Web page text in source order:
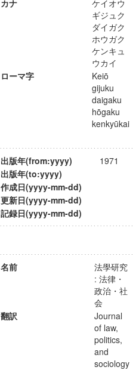
カナ
ケイオウ
ギジュク
ダイガク
ホウガク
ケンキュ
ウカイ
ローマ字
Keiō
gijuku
daigaku
hōgaku
kenkyūkai
出版年(from:yyyy)
1971
出版年(to:yyyy)
作成日(yyyy-mm-dd)
更新日(yyyy-mm-dd)
記録日(yyyy-mm-dd)
名前
法學研究
: 法律・
政治・社
会
翻訳
Journal
of law,
politics,
and
sociology